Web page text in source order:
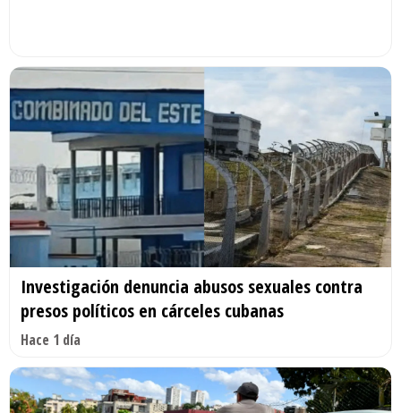
Investigación denuncia abusos sexuales contra
presos políticos en cárceles cubanas
Hace 1 día